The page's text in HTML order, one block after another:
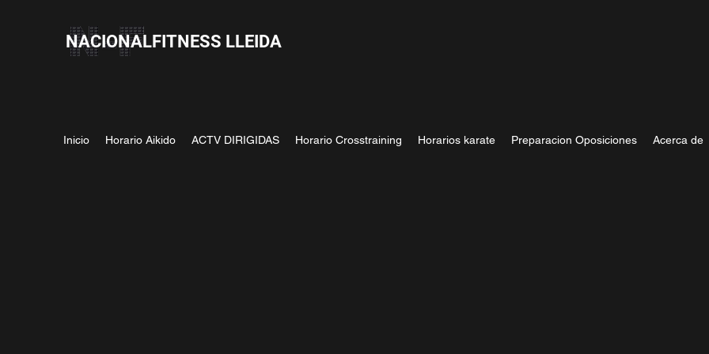
NACIONALFITNESS LLEIDA
Inicio Horario Aikido ACTV DIRIGIDAS Horario Crosstraining Horarios karate Preparacion Oposiciones Acerca de